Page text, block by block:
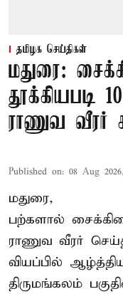
தமிழக செய்திகள்
மதுரை:
தூக்கியபடி
ராணுவ வீரர்
Published on: 08 Aug
மதுரை,
பற்களால்
ராணுவ வீரர்
வியப்பில்
திருமங்கலம்